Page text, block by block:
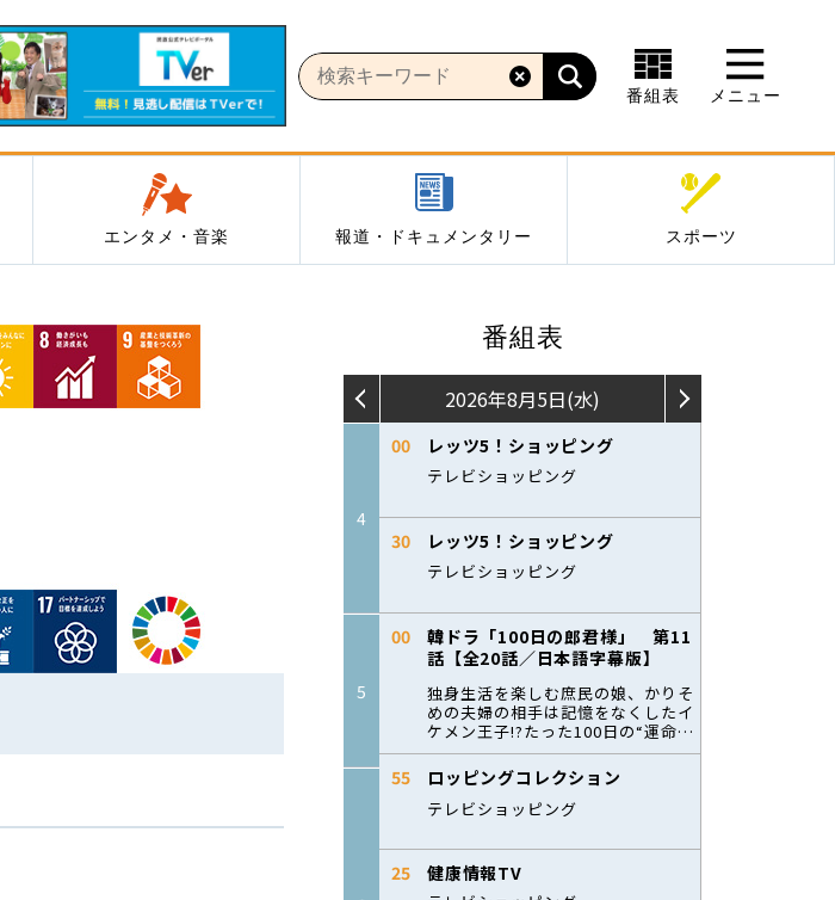
番組表 メニュー
エンタメ・音楽 報道・ドキュメンタリー スポーツ
番組表